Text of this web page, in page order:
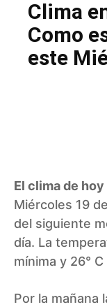
Clima
Como
este
El clima de
Miércoles 19
del siguiente
día. La
mínima y 26°
Por la mañana